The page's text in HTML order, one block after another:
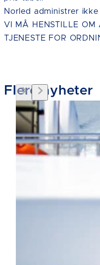
Norled administrer
VI MÅ HENSTILLE OM
TJENESTE FOR
Flere nyheter